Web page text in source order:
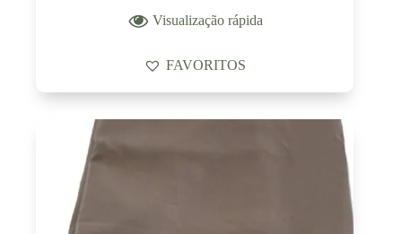
Visualização rápida
FAVORITOS